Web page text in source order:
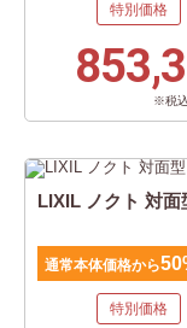
特別価格
※税
LIXIL ノクト 対面
通常本体価格から
特別価格